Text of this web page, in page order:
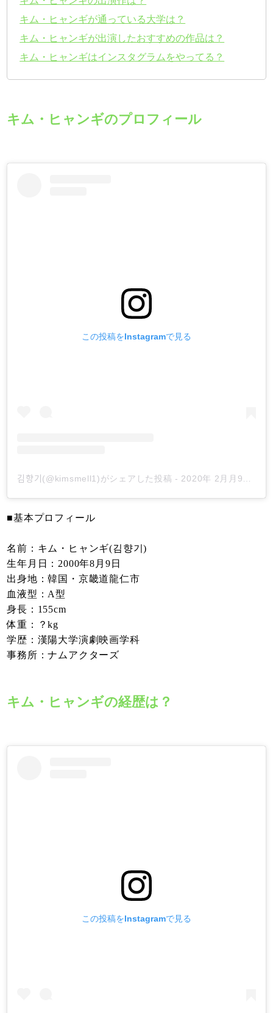
キム・ヒャンギが通っている大学は？
キム・ヒャンギが出演したおすすめの作品は？
キム・ヒャンギはインスタグラムをやってる？
キム・ヒャンギのプロフィール
この投稿をInstagramで見る
김향기(@kimsmell1)がシェアした投稿 - 2020年 2月月9日午後11時53分PST
■基本プロフィール
名前：キム・ヒャンギ(김향기)
生年月日：2000年8月9日
出身地：韓国・京畿道龍仁市
血液型：A型
身長：155cm
体重：？kg
学歴：漢陽大学演劇映画学科
事務所：ナムアクターズ
キム・ヒャンギの経歴は？
この投稿をInstagramで見る